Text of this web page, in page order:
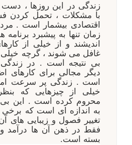
زندگی در این روزها ،
با مشکلات ، تحمل کردن
اقتصادی بیشمار است .‌
زمان تنها به پیشبرد
اندیشند و از خیلی از
غافل می شوند ، گرچه خیلی
بی نتیجه است . در زندگی
دیگر مجالی برای کارهای
است . زندگی پر سرعت
خیلی از چیزهایی که
محروم کرده است . این بی
به اندازه ای است که برخی
تغییر فصول و زیبایی های
فقط در ذهن آن ها درآمد
بسته است.